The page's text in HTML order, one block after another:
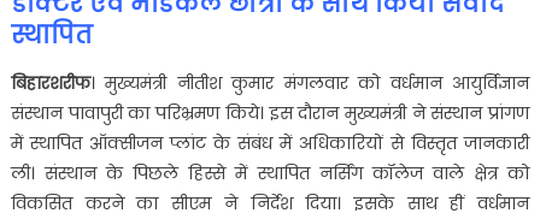
स्थापित
बिहारशरीफ। मुख्यमंत्री नीतीश कुमार मंगलवार को वर्धमान आयुर्विज्ञान
संस्थान पावापुरी का परिभ्रमण किये। इस दौरान मुख्यमंत्री ने संस्थान प्रांगण
में स्थापित ऑक्सीजन प्लांट के संबंध में अधिकारियों से विस्तृत जानकारी
ली। संस्थान के पिछले हिस्से में स्थापित नर्सिंग कॉलेज वाले क्षेत्र को
विकसित करने का सीएम ने निर्देश दिया। इसके साथ हीं वर्धमान